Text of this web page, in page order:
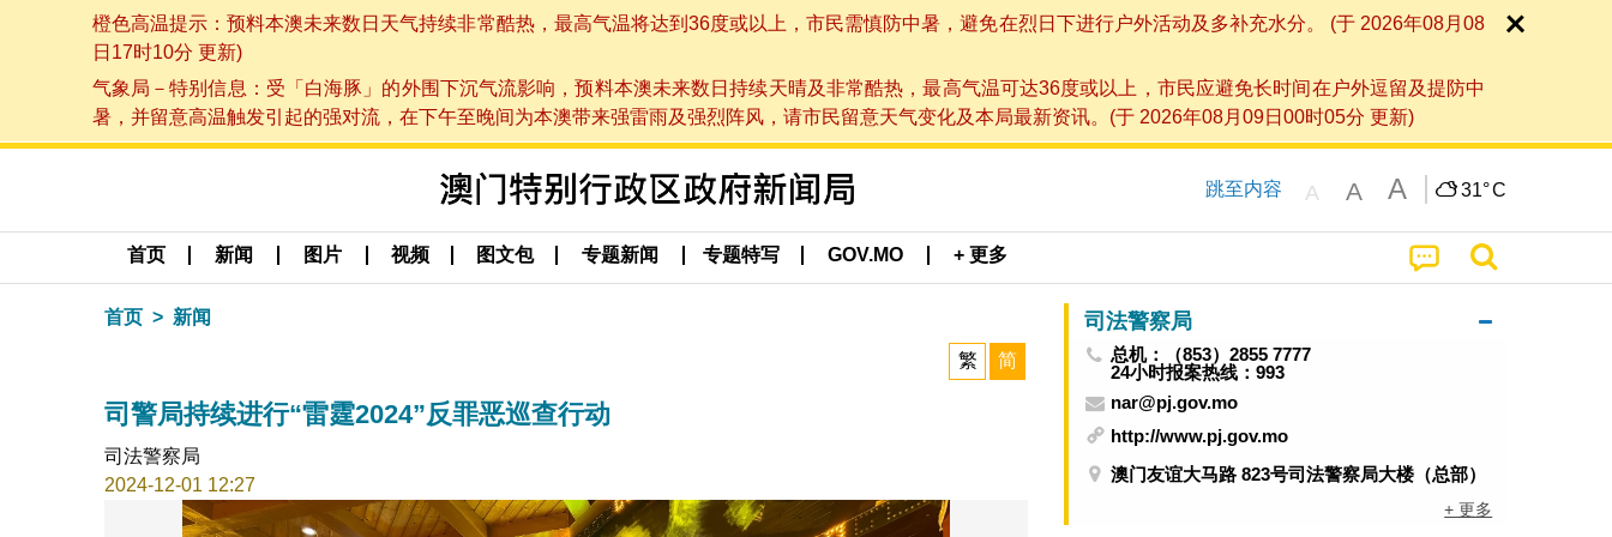
橙色高温提示：预料本澳未来数日天气持续非常酷热，最高气温将达到36度或以上，市民需慎防中暑，避免在烈日下进行户外活动及多补充水分。 (于 2026年08月08
日17时10分 更新)
气象局－特别信息：受「白海豚」的外围下沉气流影响，预料本澳未来数日持续天晴及非常酷热，最高气温可达36度或以上，市民应避免长时间在户外逗留及提防中
暑，并留意高温触发引起的强对流，在下午至晚间为本澳带来强雷雨及强烈阵风，请市民留意天气变化及本局最新资讯。(于 2026年08月09日00时05分 更新)
跳至内容 A A A 31°C
首页 新闻 图片 视频 图文包 专题新闻 专题特写 GOV.MO + 更多
首页 新闻
繁 简
司警局持续进行“雷霆2024”反罪恶巡查行动
司法警察局
2024-12-01 12:27
司法警察局
总机：（853）2855 7777
24小时报案热线：993
nar@pj.gov.mo
http://www.pj.gov.mo
澳门友谊大马路 823号司法警察局大楼（总部）
+ 更多